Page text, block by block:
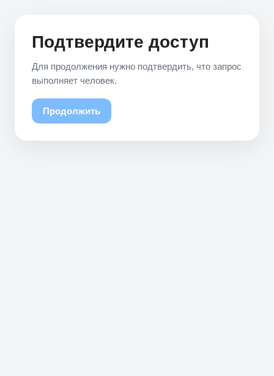
Подтвердите доступ
Для продолжения нужно подтвердить, что запрос
выполняет человек.
Продолжить